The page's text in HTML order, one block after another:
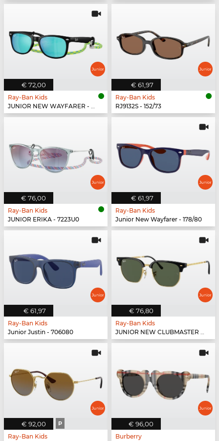
€ 72,00
Ray-Ban Kids
JUNIOR NEW WAYFARER - 702855
€ 61,97
Ray-Ban Kids
RJ9132S - 152/73
€ 76,00
Ray-Ban Kids
JUNIOR ERIKA - 7223U0
€ 61,97
Ray-Ban Kids
Junior New Wayfarer - 178/80
€ 61,97
Ray-Ban Kids
Junior Justin - 706080
€ 76,80
Ray-Ban Kids
JUNIOR NEW CLUBMASTER - 100/71
€ 92,00 P
Ray-Ban Kids
€ 96,00
Burberry